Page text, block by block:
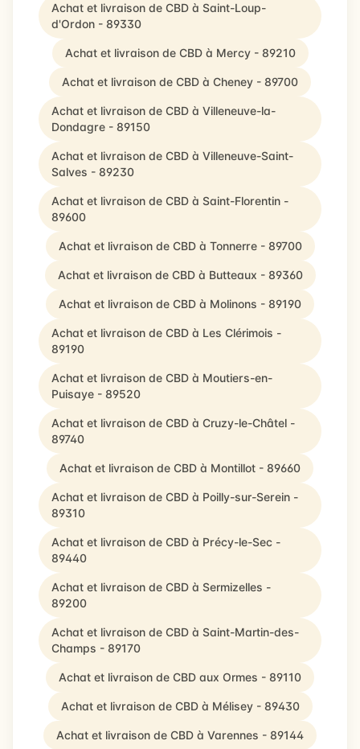
Achat et livraison de CBD à Saint-Loup-
d'Ordon - 89330
Achat et livraison de CBD à Mercy - 89210
Achat et livraison de CBD à Cheney - 89700
Achat et livraison de CBD à Villeneuve-la-
Dondagre - 89150
Achat et livraison de CBD à Villeneuve-Saint-
Salves - 89230
Achat et livraison de CBD à Saint-Florentin -
89600
Achat et livraison de CBD à Tonnerre - 89700
Achat et livraison de CBD à Butteaux - 89360
Achat et livraison de CBD à Molinons - 89190
Achat et livraison de CBD à Les Clérimois -
89190
Achat et livraison de CBD à Moutiers-en-
Puisaye - 89520
Achat et livraison de CBD à Cruzy-le-Châtel -
89740
Achat et livraison de CBD à Montillot - 89660
Achat et livraison de CBD à Poilly-sur-Serein -
89310
Achat et livraison de CBD à Précy-le-Sec -
89440
Achat et livraison de CBD à Sermizelles -
89200
Achat et livraison de CBD à Saint-Martin-des-
Champs - 89170
Achat et livraison de CBD aux Ormes - 89110
Achat et livraison de CBD à Mélisey - 89430
Achat et livraison de CBD à Varennes - 89144